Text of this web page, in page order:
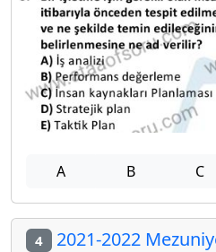
A B C
4 2021-2022